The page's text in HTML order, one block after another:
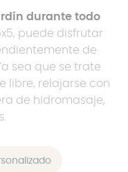
durante todo
puede disfrutar
de
sea que se trate
libre, relajarse con
de hidromasaje,